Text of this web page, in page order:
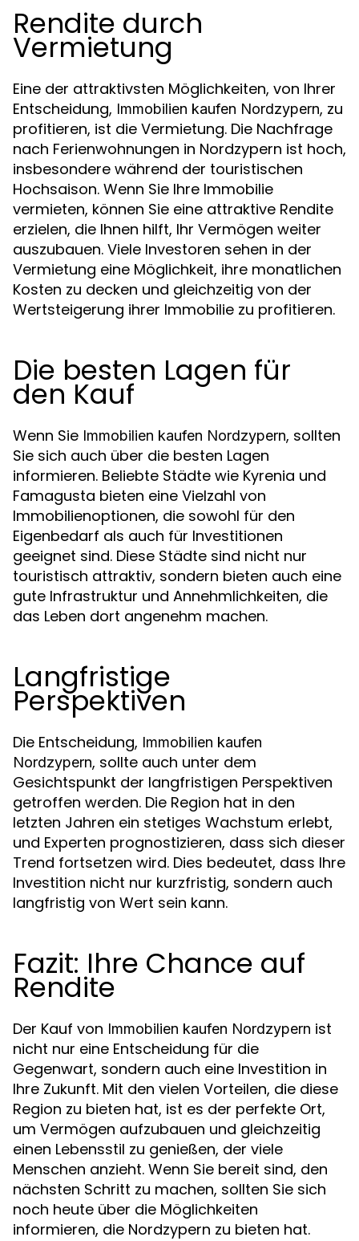
Rendite durch
Vermietung
Eine der attraktivsten Möglichkeiten, von Ihrer
Entscheidung, Immobilien kaufen Nordzypern, zu
profitieren, ist die Vermietung. Die Nachfrage
nach Ferienwohnungen in Nordzypern ist hoch,
insbesondere während der touristischen
Hochsaison. Wenn Sie Ihre Immobilie
vermieten, können Sie eine attraktive Rendite
erzielen, die Ihnen hilft, Ihr Vermögen weiter
auszubauen. Viele Investoren sehen in der
Vermietung eine Möglichkeit, ihre monatlichen
Kosten zu decken und gleichzeitig von der
Wertsteigerung ihrer Immobilie zu profitieren.
Die besten Lagen für
den Kauf
Wenn Sie Immobilien kaufen Nordzypern, sollten
Sie sich auch über die besten Lagen
informieren. Beliebte Städte wie Kyrenia und
Famagusta bieten eine Vielzahl von
Immobilienoptionen, die sowohl für den
Eigenbedarf als auch für Investitionen
geeignet sind. Diese Städte sind nicht nur
touristisch attraktiv, sondern bieten auch eine
gute Infrastruktur und Annehmlichkeiten, die
das Leben dort angenehm machen.
Langfristige
Perspektiven
Die Entscheidung, Immobilien kaufen
Nordzypern, sollte auch unter dem
Gesichtspunkt der langfristigen Perspektiven
getroffen werden. Die Region hat in den
letzten Jahren ein stetiges Wachstum erlebt,
und Experten prognostizieren, dass sich dieser
Trend fortsetzen wird. Dies bedeutet, dass Ihre
Investition nicht nur kurzfristig, sondern auch
langfristig von Wert sein kann.
Fazit: Ihre Chance auf
Rendite
Der Kauf von Immobilien kaufen Nordzypern ist
nicht nur eine Entscheidung für die
Gegenwart, sondern auch eine Investition in
Ihre Zukunft. Mit den vielen Vorteilen, die diese
Region zu bieten hat, ist es der perfekte Ort,
um Vermögen aufzubauen und gleichzeitig
einen Lebensstil zu genießen, der viele
Menschen anzieht. Wenn Sie bereit sind, den
nächsten Schritt zu machen, sollten Sie sich
noch heute über die Möglichkeiten
informieren, die Nordzypern zu bieten hat.